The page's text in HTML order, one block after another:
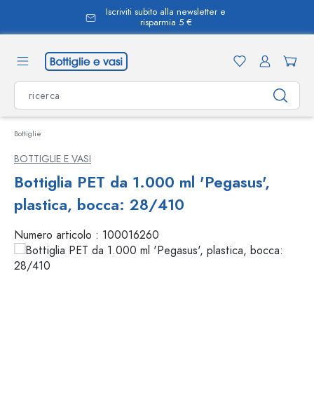
Iscriviti subito alla newsletter e
risparmia 5 €
Bottiglie
BOTTIGLIE E VASI
Bottiglia PET da 1.000 ml 'Pegasus',
plastica, bocca: 28/410
Numero articolo : 100016260